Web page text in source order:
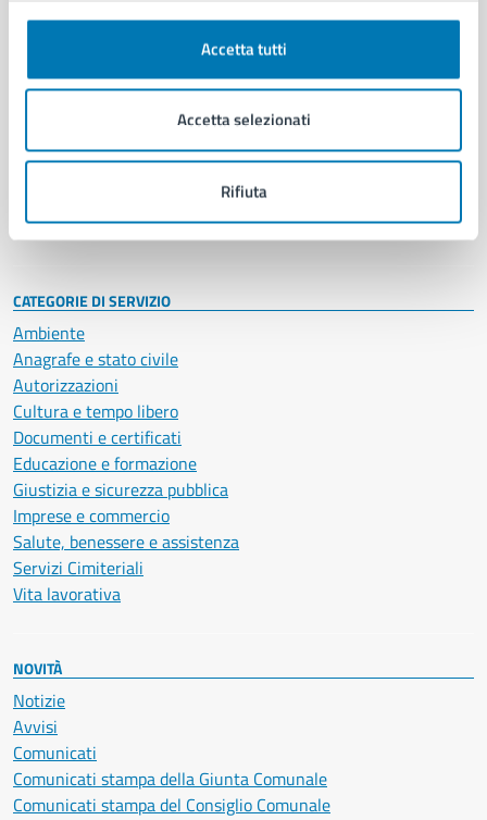
Accetta tutti
Accetta selezionati
Rifiuta
Aree amministrative
Uffici
Politici
Intranet, posta aziendale e protocollo
CATEGORIE DI SERVIZIO
Ambiente
Anagrafe e stato civile
Autorizzazioni
Cultura e tempo libero
Documenti e certificati
Educazione e formazione
Giustizia e sicurezza pubblica
Imprese e commercio
Salute, benessere e assistenza
Servizi Cimiteriali
Vita lavorativa
NOVITÀ
Notizie
Avvisi
Comunicati
Comunicati stampa della Giunta Comunale
Comunicati stampa del Consiglio Comunale